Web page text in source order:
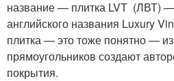
название — плитка LVT (ЛВТ)
английского названия Luxury
плитка — это тоже понятно —
прямоугольников создают
покрытия.